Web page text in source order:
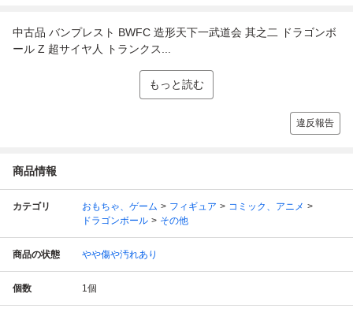
中古品 バンプレスト BWFC 造形天下一武道会 其之二 ドラゴンボ
ール Z 超サイヤ人 トランクス...
もっと読む
違反報告
商品情報
カテゴリ おもちゃ、ゲーム フィギュア
コミック、アニメ
ドラゴンボール
その他
商品の状態 やや傷や汚れあり
個数 1個